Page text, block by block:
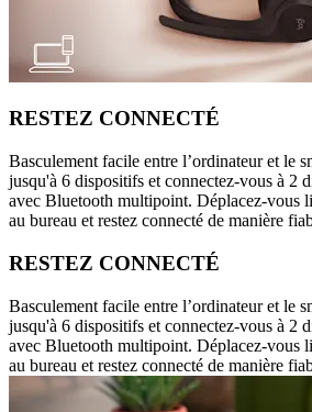
RESTEZ CONNECTÉ
Basculement facile entre l’ordinateur et le
jusqu'à 6 dispositifs et connectez-vous à 2
avec Bluetooth multipoint. Déplacez-vous
au bureau et restez connecté de manière
RESTEZ CONNECTÉ
Basculement facile entre l’ordinateur et le
jusqu'à 6 dispositifs et connectez-vous à 2
avec Bluetooth multipoint. Déplacez-vous
au bureau et restez connecté de manière